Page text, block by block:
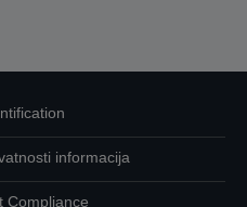
informacija
Compliance